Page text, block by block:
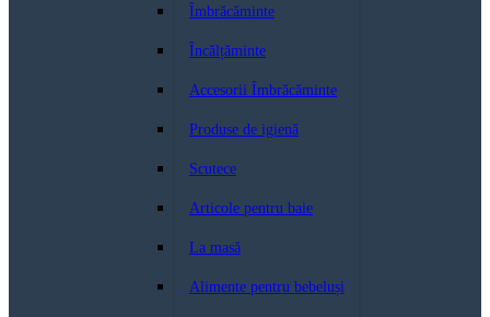
Îmbrăcăminte
Încălțăminte
Accesorii Îmbrăcăminte
Produse de igienă
Scutece
Articole pentru baie
La masă
Alimente pentru bebeluși